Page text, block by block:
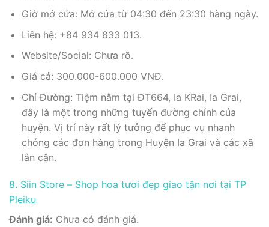
Giờ mở cửa: Mở cửa từ 04:30 đến 23:30 hàng ngày.
Liên hệ: +84 934 833 013.
Website/Social: Chưa rõ.
Giá cả: 300.000-600.000 VNĐ.
Chỉ Đường: Tiệm nằm tại ĐT664, Ia KRai, Ia Grai,
đây là một trong những tuyến đường chính của
huyện. Vị trí này rất lý tưởng để phục vụ nhanh
chóng các đơn hàng trong Huyện Ia Grai và các xã
lân cận.
8. Siin Store – Shop hoa tươi đẹp giao tận nơi tại TP
Pleiku
Đánh giá: Chưa có đánh giá.